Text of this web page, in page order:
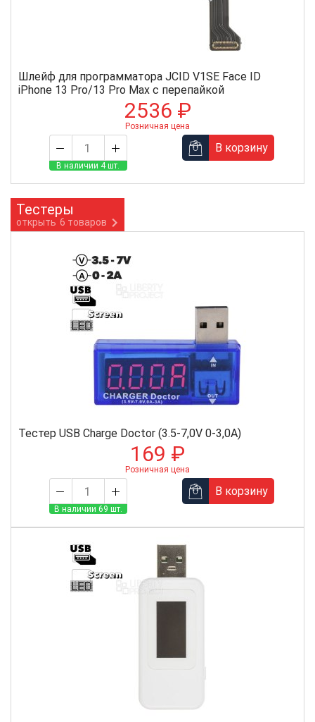
Шлейф для программатора JCID V1SE Face ID
iPhone 13 Pro/13 Pro Max с перепайкой
2536 ₽
Розничная цена
В наличии 4 шт.
В корзину
Тестеры
открыть 6 товаров
Тестер USB Charge Doctor (3.5-7,0V 0-3,0A)
169 ₽
Розничная цена
В наличии 69 шт.
В корзину